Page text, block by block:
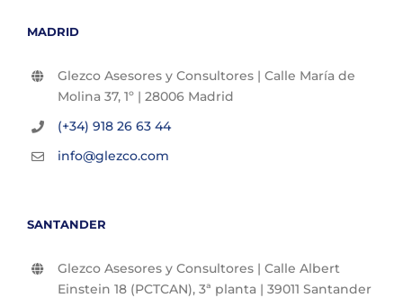
MADRID
Glezco Asesores y Consultores | Calle María de
Molina 37, 1º | 28006 Madrid
(+34) 918 26 63 44
info@glezco.com
SANTANDER
Glezco Asesores y Consultores | Calle Albert
Einstein 18 (PCTCAN), 3ª planta | 39011 Santander